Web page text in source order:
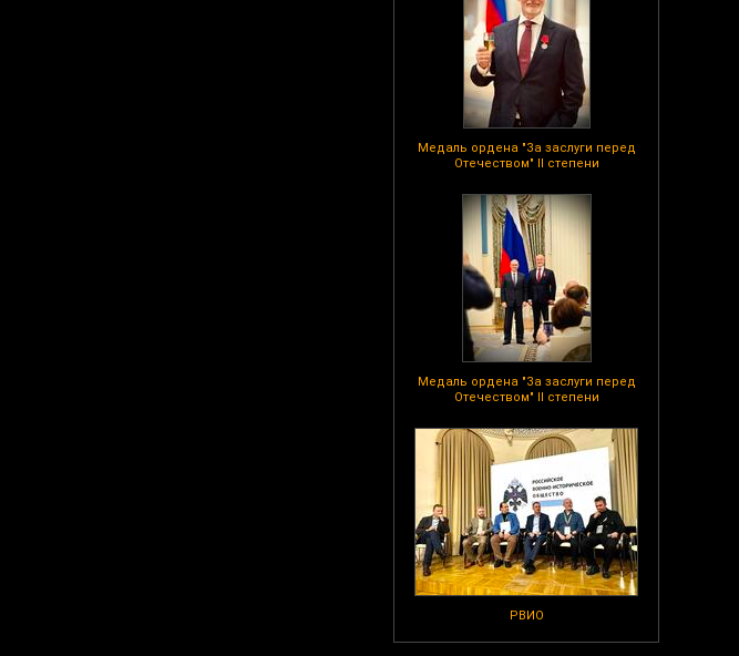
Медаль ордена "За заслуги перед
Отечеством" II степени
Медаль ордена "За заслуги перед
Отечеством" II степени
РВИО